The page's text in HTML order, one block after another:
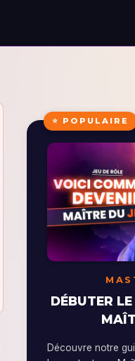
⭐ POPULAIRE
DÉBUTER
Découvre notre